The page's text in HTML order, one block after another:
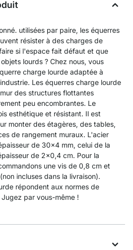
utilisées par paire, les équerres
résister à des charges de
si l'espace fait défaut et que
lourds ? Chez nous, vous
charge lourde adaptée à
Les équerres charge lourde
des structures flottantes
peu encombrantes. Le
esthétique et résistant. Il est
monter des étagères, des tables,
de rangement muraux. L'acier
de 30x4 mm, celui de la
de 2x0,4 cm. Pour la
une vis de 0,8 cm et
incluses dans la livraison).
répondent aux normes de
par vous-même !